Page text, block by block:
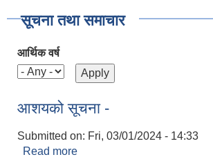
सूचना तथा समाचार
आर्थिक वर्ष
आशयको सूचना -
Submitted on: Fri, 03/01/2024 - 14:33
Read more